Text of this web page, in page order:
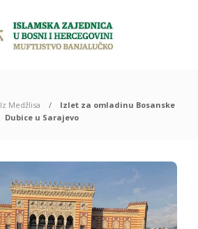
Iz Medžlisa
Izlet za omladinu Bosanske
Dubice u Sarajevo